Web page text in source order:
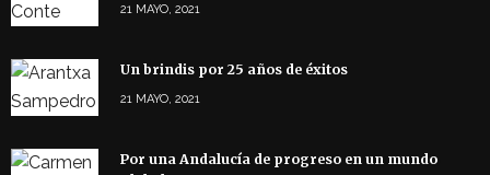
21 MAYO, 2021
Un brindis por 25 años de éxitos
21 MAYO, 2021
Por una Andalucía de progreso en un mundo